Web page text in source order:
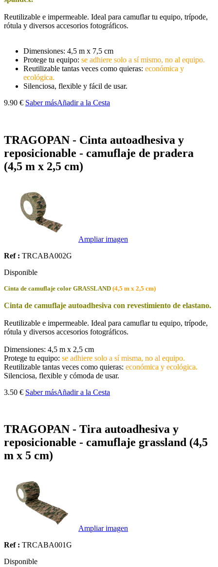
Reutilizable e impermeable. Ideal para camuflar tu equipo, trípode,
rótula y diversos accesorios fotográficos.
Dimensiones: 4,5 m x 7,5 cm
Protege tu equipo: se adhiere solo a sí mismo, no al equipo.
Reutilizable tantas veces como quieras: económica y
ecológica.
Silenciosa, flexible y fácil de usar.
9.90 € Saber másAñadir a la Cesta
TRAGOPAN - Cinta autoadhesiva y
reposicionable - camuflaje de pradera
(4,5 m x 2,5 cm)
Ampliar imagen
Ref : TRCABA002G
Disponible
Cinta de camuflaje color GRASSLAND (4,5 m x 2,5 cm)
Cinta de camuflaje autoadhesiva con revestimiento de elastano.
Reutilizable e impermeable. Ideal para camuflar tu equipo, trípode,
rótula y diversos accesorios fotográficos.
Dimensiones: 4,5 m x 2,5 cm
Protege tu equipo: se adhiere solo a sí misma, no al equipo.
Reutilizable tantas veces como quieras: económica y ecológica.
Silenciosa, flexible y cómoda de usar.
3.50 € Saber másAñadir a la Cesta
TRAGOPAN - Tira autoadhesiva y
reposicionable - camuflaje grassland (4,5
m x 5 cm)
Ampliar imagen
Ref : TRCABA001G
Disponible